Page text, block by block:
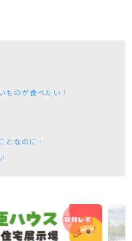
ものが食べたい！
となのに…